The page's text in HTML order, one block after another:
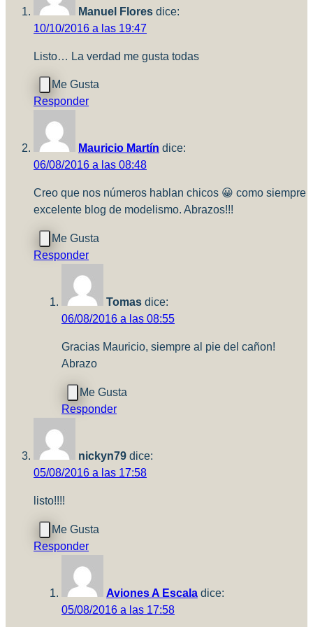
Manuel Flores dice:
10/10/2016 a las 19:47
Listo… La verdad me gusta todas
Responder
Mauricio Martín dice:
06/08/2016 a las 08:48
Creo que nos números hablan chicos 😀 como siempre
excelente blog de modelismo. Abrazos!!!
Responder
Tomas dice:
06/08/2016 a las 08:55
Gracias Mauricio, siempre al pie del cañon!
Abrazo
Responder
nickyn79 dice:
05/08/2016 a las 17:58
listo!!!!
Responder
Aviones A Escala dice:
05/08/2016 a las 17:58